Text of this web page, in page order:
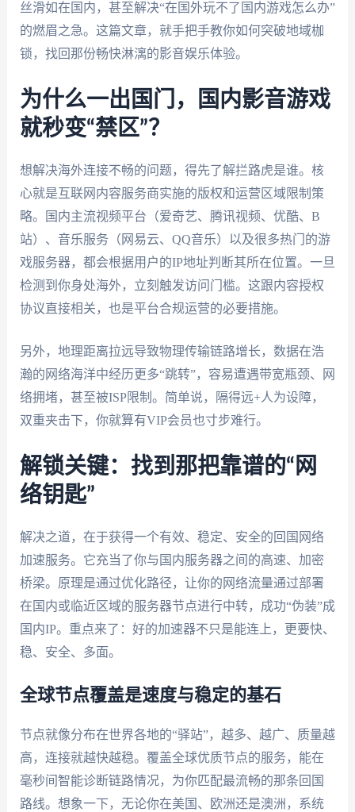
丝滑如在国内，甚至解决“在国外玩不了国内游戏怎么办”
的燃眉之急。这篇文章，就手把手教你如何突破地域枷
锁，找回那份畅快淋漓的影音娱乐体验。
为什么一出国门，国内影音游戏
就秒变“禁区”？
想解决海外连接不畅的问题，得先了解拦路虎是谁。核
心就是互联网内容服务商实施的版权和运营区域限制策
略。国内主流视频平台（爱奇艺、腾讯视频、优酷、B
站）、音乐服务（网易云、QQ音乐）以及很多热门的游
戏服务器，都会根据用户的IP地址判断其所在位置。一旦
检测到你身处海外，立刻触发访问门槛。这跟内容授权
协议直接相关，也是平台合规运营的必要措施。
另外，地理距离拉远导致物理传输链路增长，数据在浩
瀚的网络海洋中经历更多“跳转”，容易遭遇带宽瓶颈、网
络拥堵，甚至被ISP限制。简单说，隔得远+人为设障，
双重夹击下，你就算有VIP会员也寸步难行。
解锁关键：找到那把靠谱的“网
络钥匙”
解决之道，在于获得一个有效、稳定、安全的回国网络
加速服务。它充当了你与国内服务器之间的高速、加密
桥梁。原理是通过优化路径，让你的网络流量通过部署
在国内或临近区域的服务器节点进行中转，成功“伪装”成
国内IP。重点来了：好的加速器不只是能连上，更要快、
稳、安全、多面。
全球节点覆盖是速度与稳定的基石
节点就像分布在世界各地的“驿站”，越多、越广、质量越
高，连接就越快越稳。覆盖全球优质节点的服务，能在
毫秒间智能诊断链路情况，为你匹配最流畅的那条回国
路线。想象一下，无论你在美国、欧洲还是澳洲，系统